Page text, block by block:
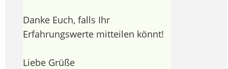
Danke Euch, falls Ihr
Erfahrungswerte mitteilen könnt!
Liebe Grüße